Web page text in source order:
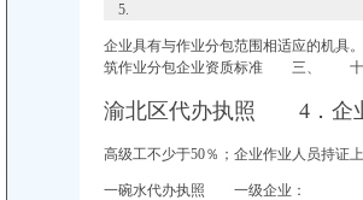
乐居
_天涯社区
信气相谱仪
报告查询–阿里巴巴企业诚
确定招标代理机构的公告-
方式_信用报告_工商信息-
5.
企业具有与作业分包范围相适应的机具。
筑作业分包企业资质标准 三、 十二
渝北区代办执照 4．企业
高级工不少于50％；企业作业人员
一碗水代办执照 一级企业：